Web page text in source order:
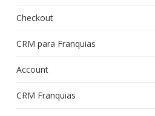
Checkout
CRM para Franquias
Account
CRM Franquias